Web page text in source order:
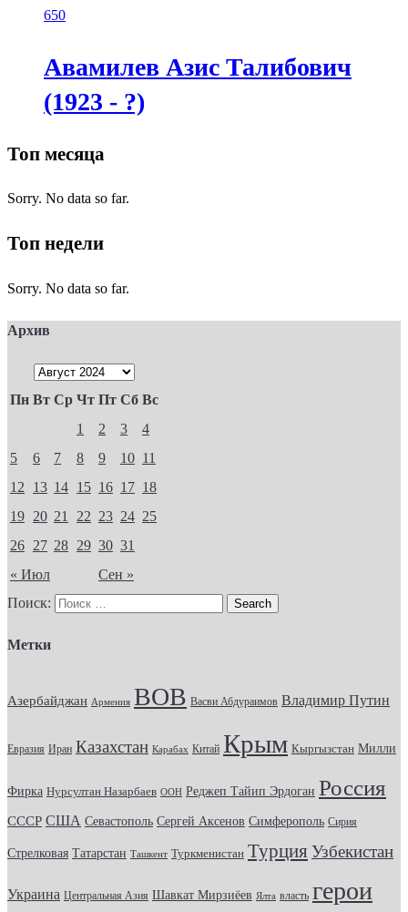
650
Авамилев Азис Талибович
(1923 - ?)
Топ месяца
Sorry. No data so far.
Топ недели
Sorry. No data so far.
Архив
Пн Вт Ср Чт Пт Сб Вс
« Июл Сен »
1 2 3
4
5
6 7 8 9 10 11
12
13 14 15 16 17 18
19 20 21 22 23 24 25
26 27 28 29 30 31
Поиск:
Метки
Азербайджан Армения ВОВ Васви Абдураимов Владимир Путин
Евразия Иран Казахстан Карабах Китай Крым Кыргызстан Милли
Фирка Нурсултан Назарбаев ООН Реджеп Тайип Эрдоган Россия
СССР США Севастополь Сергей Аксенов Симферополь Сирия
Стрелковая Татарстан Ташкент Туркменистан Турция Узбекистан
Украина Центральная Азия Шавкат Мирзиёев Ялта власть герои